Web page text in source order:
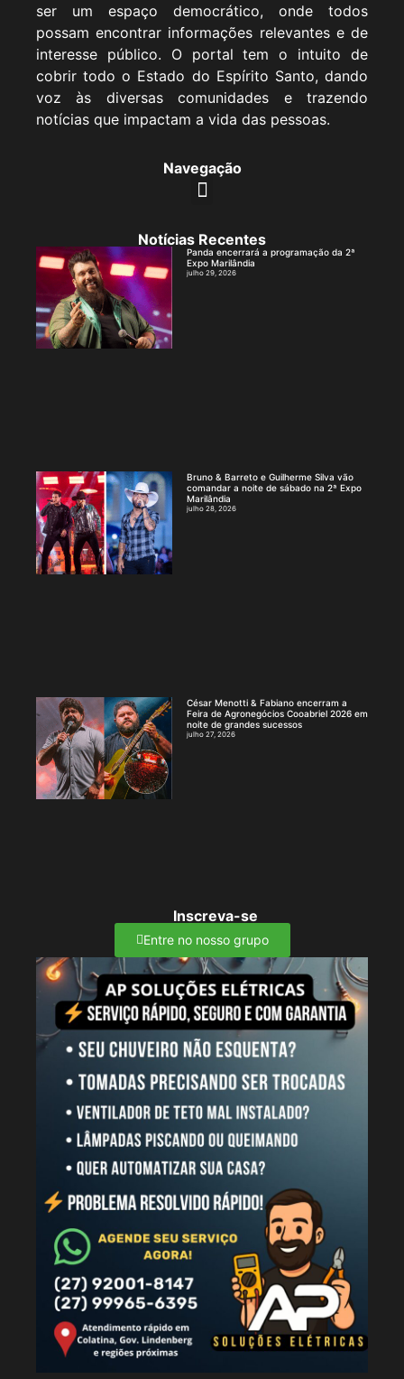
ser um espaço democrático, onde todos
possam encontrar informações relevantes e de
interesse público. O portal tem o intuito de
cobrir todo o Estado do Espírito Santo, dando
voz às diversas comunidades e trazendo
notícias que impactam a vida das pessoas.
Navegação
Notícias Recentes
Panda encerrará a programação da 2ª
Expo Marilândia
julho 29, 2026
Bruno & Barreto e Guilherme Silva vão
comandar a noite de sábado na 2ª Expo
Marilândia
julho 28, 2026
César Menotti & Fabiano encerram a
Feira de Agronegócios Cooabriel 2026 em
noite de grandes sucessos
julho 27, 2026
Inscreva-se
Entre no nosso grupo